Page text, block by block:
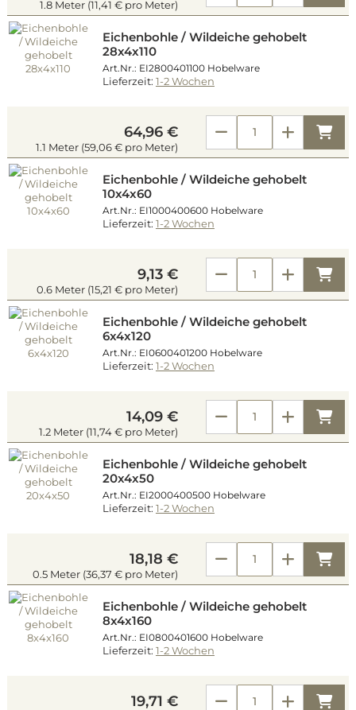
1.8 Meter (11,41 € pro Meter)
Eichenbohle / Wildeiche gehobelt
28x4x110
Art.Nr.: EI2800401100 Hobelware
Lieferzeit: 1-2 Wochen
64,96 €
1.1 Meter (59,06 € pro Meter)
Eichenbohle / Wildeiche gehobelt
10x4x60
Art.Nr.: EI1000400600 Hobelware
Lieferzeit: 1-2 Wochen
9,13 €
0.6 Meter (15,21 € pro Meter)
Eichenbohle / Wildeiche gehobelt
6x4x120
Art.Nr.: EI0600401200 Hobelware
Lieferzeit: 1-2 Wochen
14,09 €
1.2 Meter (11,74 € pro Meter)
Eichenbohle / Wildeiche gehobelt
20x4x50
Art.Nr.: EI2000400500 Hobelware
Lieferzeit: 1-2 Wochen
18,18 €
0.5 Meter (36,37 € pro Meter)
Eichenbohle / Wildeiche gehobelt
8x4x160
Art.Nr.: EI0800401600 Hobelware
Lieferzeit: 1-2 Wochen
19,71 €